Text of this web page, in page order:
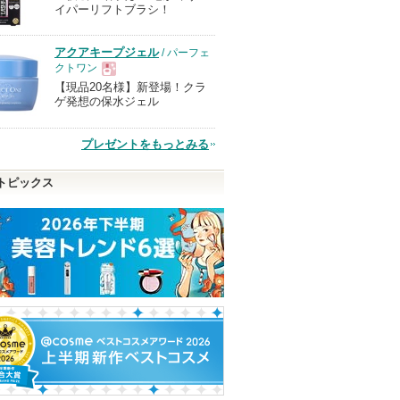
品
イパーリフトブラシ！
アクアキープジェル/ パーフェ
クトワン
現
品
【現品20名様】新登場！クラ
ゲ発想の保水ジェル
プレゼントをもっとみる
ピックス